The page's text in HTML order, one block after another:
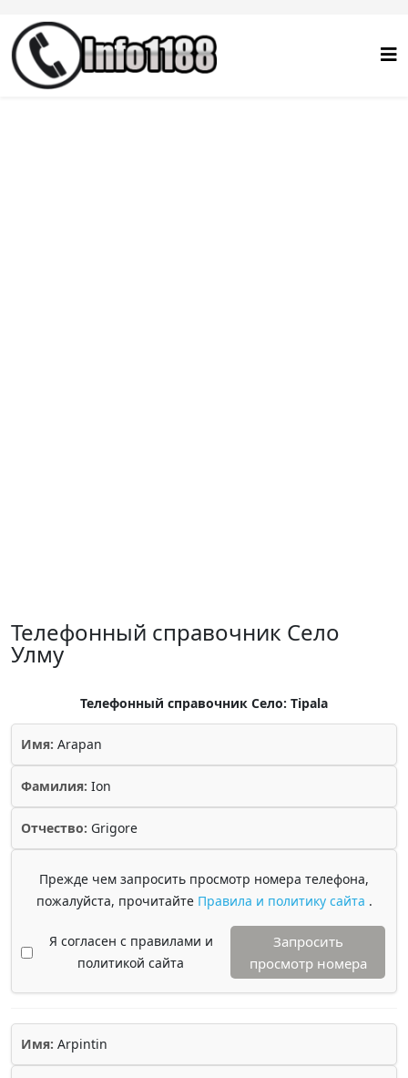
Телефонный справочник Село
Улму
Телефонный справочник Село: Tipala
Имя: Arapan
Фамилия: Ion
Отчество: Grigore
Прежде чем запросить просмотр номера телефона,
пожалуйста, прочитайте Правила и политику сайта .
Я согласен с правилами и
политикой сайта
Запросить
просмотр номера
Имя: Arpintin